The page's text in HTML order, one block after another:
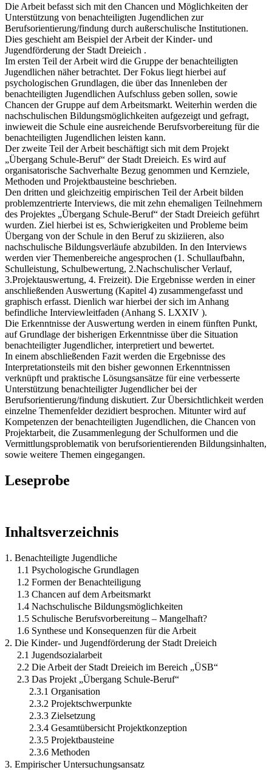
Die Arbeit befasst sich mit den Chancen und Möglichkeiten der
Unterstützung von benachteiligten Jugendlichen zur
Berufsorientierung/findung durch außerschulische Institutionen.
Dies geschieht am Beispiel der Arbeit der Kinder- und
Jugendförderung der Stadt Dreieich .
Im ersten Teil der Arbeit wird die Gruppe der benachteiligten
Jugendlichen näher betrachtet. Der Fokus liegt hierbei auf
psychologischen Grundlagen, die über das Innenleben der
benachteiligten Jugendlichen Aufschluss geben sollen, sowie
Chancen der Gruppe auf dem Arbeitsmarkt. Weiterhin werden die
nachschulischen Bildungsmöglichkeiten aufgezeigt und gefragt,
inwieweit die Schule eine ausreichende Berufsvorbereitung für die
benachteiligten Jugendlichen leisten kann.
Der zweite Teil der Arbeit beschäftigt sich mit dem Projekt
„Übergang Schule-Beruf“ der Stadt Dreieich. Es wird auf
organisatorische Sachverhalte Bezug genommen und Kernziele,
Methoden und Projektbausteine beschrieben.
Den dritten und gleichzeitig empirischen Teil der Arbeit bilden
problemzentrierte Interviews, die mit zehn ehemaligen Teilnehmern
des Projektes „Übergang Schule-Beruf“ der Stadt Dreieich geführt
wurden. Ziel hierbei ist es, Schwierigkeiten und Probleme beim
Übergang von der Schule in den Beruf zu skiziieren, also
nachschulische Bildungsverläufe abzubilden. In den Interviews
werden vier Themenbereiche angesprochen (1. Schullaufbahn,
Schulleistung, Schulbewertung, 2.Nachschulischer Verlauf,
3.Projektauswertung, 4. Freizeit). Die Ergebnisse werden in einer
anschließenden Auswertung (Kapitel 4) zusammengefasst und
graphisch erfasst. Dienlich war hierbei der sich im Anhang
befindliche Interviewleitfaden (Anhang S. LXXIV ).
Die Erkenntnisse der Auswertung werden in einem fünften Punkt,
auf Grundlage der bisherigen Erkenntnisse über die Situation
benachteiligter Jugendlicher, interpretiert und bewertet.
In einem abschließenden Fazit werden die Ergebnisse des
Interpretationsteils mit den bisher gewonnen Erkenntnissen
verknüpft und praktische Lösungsansätze für eine verbesserte
Unterstützung benachteiligter Jugendlicher bei der
Berufsorientierung/findung diskutiert. Zur Übersichtlichkeit werden
einzelne Themenfelder dezidiert besprochen. Mitunter wird auf
Kompetenzen der benachteiligten Jugendlichen, die Chancen von
Projektarbeit, die Zusammenlegung der Schulformen und die
Vermittlungsproblematik von berufsorientierenden Bildungsinhalten,
sowie weitere Themen eingegangen.
Leseprobe
Inhaltsverzeichnis
1. Benachteiligte Jugendliche
1.1 Psychologische Grundlagen
1.2 Formen der Benachteiligung
1.3 Chancen auf dem Arbeitsmarkt
1.4 Nachschulische Bildungsmöglichkeiten
1.5 Schulische Berufsvorbereitung – Mangelhaft?
1.6 Synthese und Konsequenzen für die Arbeit
2. Die Kinder- und Jugendförderung der Stadt Dreieich
2.1 Jugendsozialarbeit
2.2 Die Arbeit der Stadt Dreieich im Bereich „ÜSB“
2.3 Das Projekt „Übergang Schule-Beruf“
2.3.1 Organisation
2.3.2 Projektschwerpunkte
2.3.3 Zielsetzung
2.3.4 Gesamtübersicht Projektkonzeption
2.3.5 Projektbausteine
2.3.6 Methoden
3. Empirischer Untersuchungsansatz